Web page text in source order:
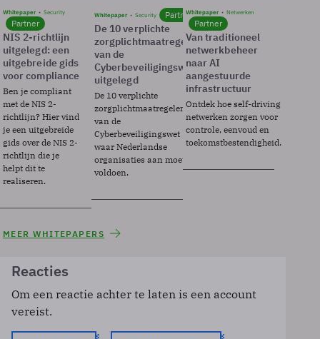
Whitepaper Security
Partner
NIS 2-richtlijn
uitgelegd: een
uitgebreide gids
voor compliance
Ben je compliant
met de NIS 2-
richtlijn? Hier vind
je een uitgebreide
gids over de NIS 2-
richtlijn die je
helpt dit te
realiseren.
Whitepaper Security Partner
De 10 verplichte
zorgplichtmaatregelen
van de
Cyberbeveiligingswet
uitgelegd
De 10 verplichte
zorgplichtmaatregelen
van de
Cyberbeveiligingswet
waar Nederlandse
organisaties aan moeten
voldoen.
Whitepaper Netwerken
Partner
Van traditioneel
netwerkbeheer
naar AI
aangestuurde
infrastructuur
Ontdek hoe self-driving
netwerken zorgen voor
controle, eenvoud en
toekomstbestendigheid.
MEER WHITEPAPERS
Reacties
Om een reactie achter te laten is een account
vereist.